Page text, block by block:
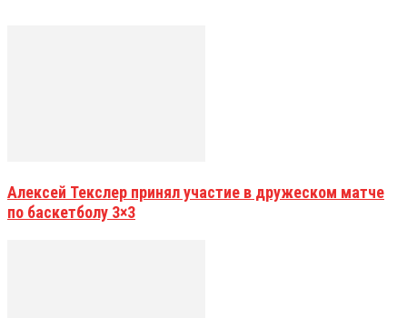
Алексей Текслер принял участие в дружеском матче
по баскетболу 3×3